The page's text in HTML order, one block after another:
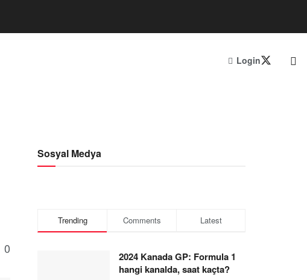
Login
0
Sosyal Medya
Trending Comments Latest
2024 Kanada GP: Formula 1
hangi kanalda, saat kaçta?